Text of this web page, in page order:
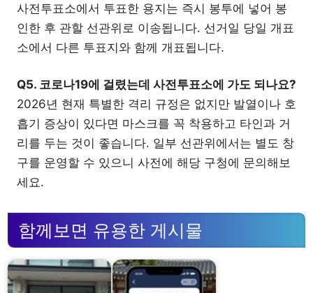
사전투표소에서 투표한 용지는 즉시 봉투에 넣어 봉
인한 후 관할 선관위로 이송됩니다. 선거일 당일 개표
소에서 다른 투표지와 함께 개표됩니다.
Q5. 코로나19에 걸렸는데 사전투표소에 가도 되나요?
2026년 현재 특별한 격리 규정은 없지만 발열이나 호
흡기 증상이 있다면 마스크를 꼭 착용하고 타인과 거
리를 두는 것이 좋습니다. 일부 선관위에서는 별도 창
구를 운영할 수 있으니 사전에 해당 구청에 문의해보
세요.
함께보면 유용한 게시물